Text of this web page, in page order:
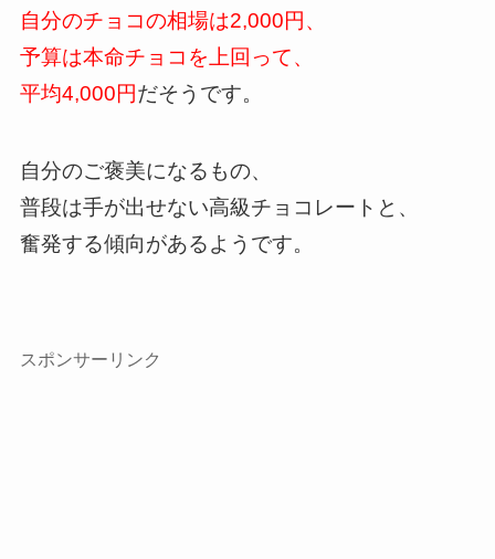
自分のチョコの相場は2,000円、
予算は本命チョコを上回って、
平均4,000円だそうです。
自分のご褒美になるもの、
普段は手が出せない高級チョコレートと、
奮発する傾向があるようです。
スポンサーリンク